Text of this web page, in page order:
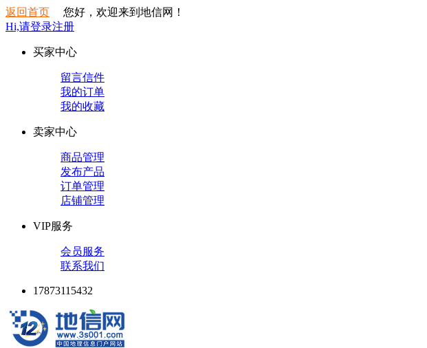
返回首页 您好，欢迎来到地信网！
Hi,请登录注册
买家中心
留言信件
我的订单
我的收藏
卖家中心
商品管理
发布产品
订单管理
店铺管理
VIP服务
会员服务
联系我们
17873115432